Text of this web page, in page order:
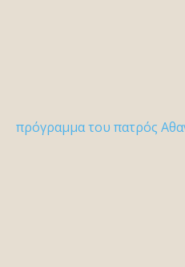
πρόγραμμα του πατρός